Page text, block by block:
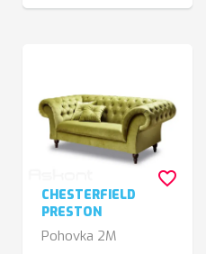
CHESTERFIELD
PRESTON
Pohovka 2M
favorite_border